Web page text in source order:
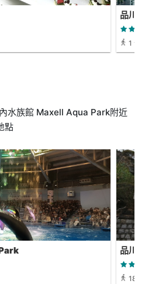
品川
1 分
水族館 Maxell Aqua Park附近
點
品川
18